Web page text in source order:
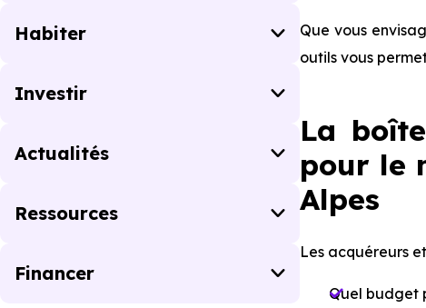
Habiter
Investir
Actualités
Ressources
Financer
Que vous
outils vous
La
pour le
Alpes
Les acquéreurs
Quel budget